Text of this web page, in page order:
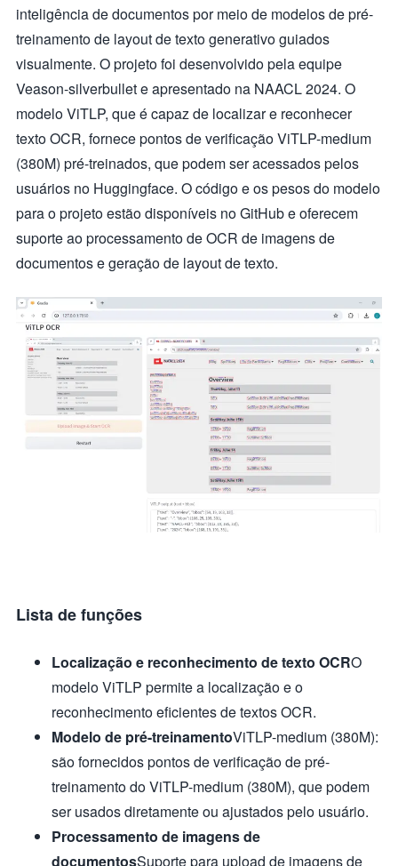
inteligência de documentos por meio de modelos de pré-
treinamento de layout de texto generativo guiados
visualmente. O projeto foi desenvolvido pela equipe
Veason-silverbullet e apresentado na NAACL 2024. O
modelo ViTLP, que é capaz de localizar e reconhecer
texto OCR, fornece pontos de verificação ViTLP-medium
(380M) pré-treinados, que podem ser acessados pelos
usuários no Huggingface. O código e os pesos do modelo
para o projeto estão disponíveis no GitHub e oferecem
suporte ao processamento de OCR de imagens de
documentos e geração de layout de texto.
Lista de funções
Localização e reconhecimento de texto OCRO
modelo ViTLP permite a localização e o
reconhecimento eficientes de textos OCR.
Modelo de pré-treinamentoViTLP-medium (380M):
são fornecidos pontos de verificação de pré-
treinamento do ViTLP-medium (380M), que podem
ser usados diretamente ou ajustados pelo usuário.
Processamento de imagens de
documentosSuporte para upload de imagens de